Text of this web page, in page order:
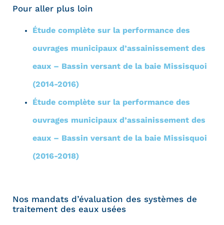
Pour aller plus loin
Étude complète sur la performance des
ouvrages municipaux d’assainissement des
eaux – Bassin versant de la baie Missisquoi
(2014-2016)
Étude complète sur la performance des
ouvrages municipaux d’assainissement des
eaux – Bassin versant de la baie Missisquoi
(2016-2018)
Nos mandats d’évaluation des systèmes de
traitement des eaux usées